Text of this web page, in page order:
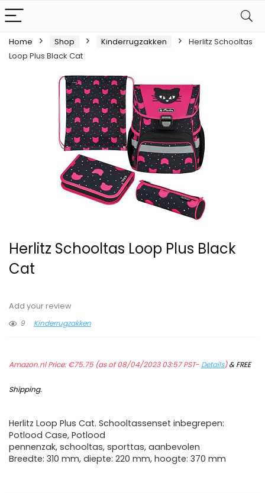
Home Shop Kinderrugzakken
Herlitz Schooltas
Loop Plus Black Cat
Herlitz Schooltas Loop Plus Black
Cat
Add your review
9
Kinderrugzakken
Amazon.nl Price:€75.75(as of 08/04/2023 03:57 PST- Details)&FREE
Shipping.
Herlitz Loop Plus Cat. Schooltassenset inbegrepen:
Potlood Case, Potlood
pennenzak, schooltas, sporttas, aanbevolen
Breedte: 310 mm, diepte: 220 mm, hoogte: 370 mm